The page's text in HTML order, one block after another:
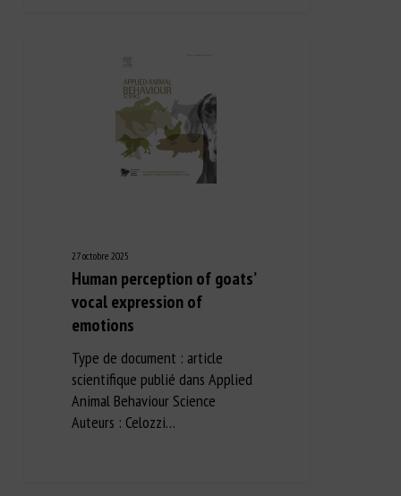
27 octobre 2025
Human perception of goats’
vocal expression of
emotions
Type de document : article
scientifique publié dans Applied
Animal Behaviour Science
Auteurs : Celozzi…